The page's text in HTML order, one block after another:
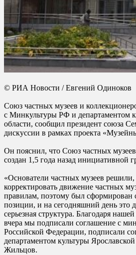
© РИА Новости / Евгений Одиноков
Союз частных музеев и
с Минкультуры РФ и департаментом
области, сообщил президент союза
дискуссии в рамках проекта
Он пояснил, что Союз частных
создан 1,5 года назад инициативной
«Основатели частных музеев
корректировать движение частных
правилам, поэтому был
позиции, и на сегодняшний день это
серьезная структура. Благодаря
вчера мы подписали соглашение с
Российской Федерации, подписали
департаментом культуры
Жильцов.